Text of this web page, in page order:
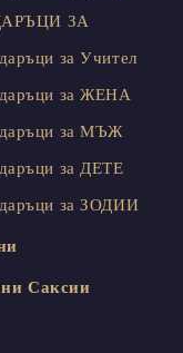
ЗА
за Учител
за ЖЕНА
за МЪЖ
за ДЕТЕ
за ЗОДИИ
Саксии